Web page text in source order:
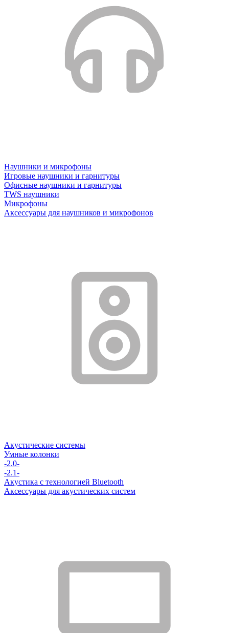
Наушники и микрофоны
Игровые наушники и гарнитуры
Офисные наушники и гарнитуры
TWS наушники
Микрофоны
Аксессуары для наушников и микрофонов
Акустические системы
Умные колонки
-2.0-
-2.1-
Акустика с технологией Bluetooth
Аксессуары для акустических систем